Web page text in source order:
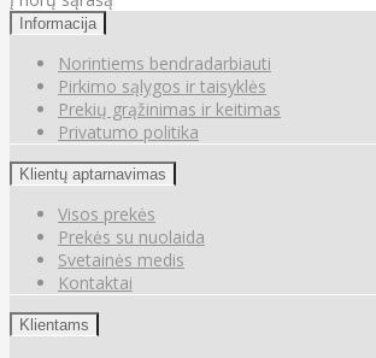
Informacija
Norintiems bendradarbiauti
Pirkimo sąlygos ir taisyklės
Prekių grąžinimas ir keitimas
Privatumo politika
Klientų aptarnavimas
Visos prekės
Prekės su nuolaida
Svetainės medis
Kontaktai
Klientams